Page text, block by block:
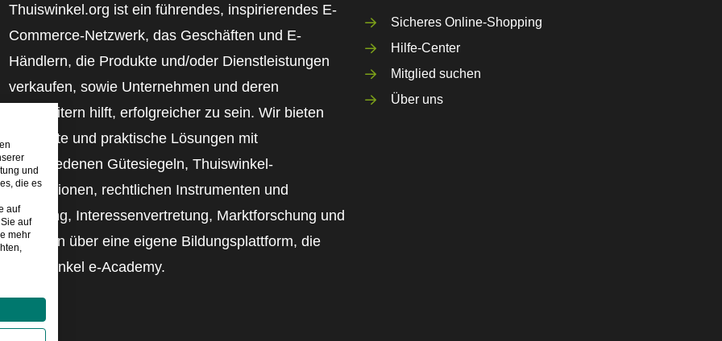
Thuiswinkel.org ist ein führendes, inspirierendes E-
Commerce-Netzwerk, das Geschäften und E-
Händlern, die Produkte und/oder Dienstleistungen
verkaufen, sowie Unternehmen und deren
Mitarbeitern hilft, erfolgreicher zu sein. Wir bieten
relevante und praktische Lösungen mit
verschiedenen Gütesiegeln, Thuiswinkel-
Rezensionen, rechtlichen Instrumenten und
Beratung, Interessenvertretung, Marktforschung und
verfügen über eine eigene Bildungsplattform, die
Thuiswinkel e-Academy.
Sicheres Online-Shopping
Hilfe-Center
Mitglied suchen
Über uns
und
die es
auf
auf
mehr